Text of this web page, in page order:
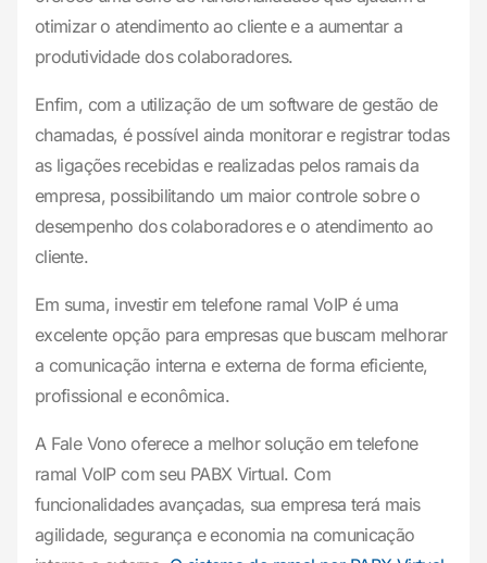
otimizar o atendimento ao cliente e a aumentar a
produtividade dos colaboradores.
Enfim, com a utilização de um software de gestão de
chamadas, é possível ainda monitorar e registrar todas
as ligações recebidas e realizadas pelos ramais da
empresa, possibilitando um maior controle sobre o
desempenho dos colaboradores e o atendimento ao
cliente.
Em suma, investir em telefone ramal VoIP é uma
excelente opção para empresas que buscam melhorar
a comunicação interna e externa de forma eficiente,
profissional e econômica.
A Fale Vono oferece a melhor solução em telefone
ramal VoIP com seu PABX Virtual. Com
funcionalidades avançadas, sua empresa terá mais
agilidade, segurança e economia na comunicação